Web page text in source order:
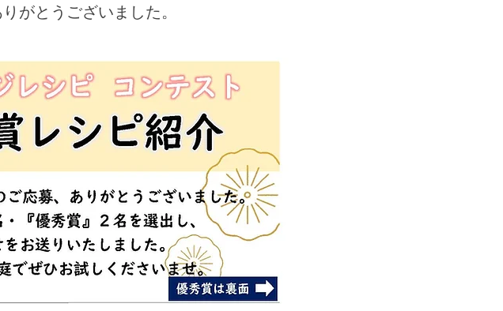
がとうございました。